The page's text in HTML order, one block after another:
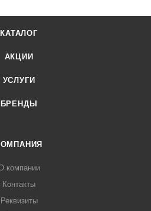
часов.
КАТАЛОГ
АКЦИИ
УСЛУГИ
БРЕНДЫ
компании
Контакты
Реквизиты